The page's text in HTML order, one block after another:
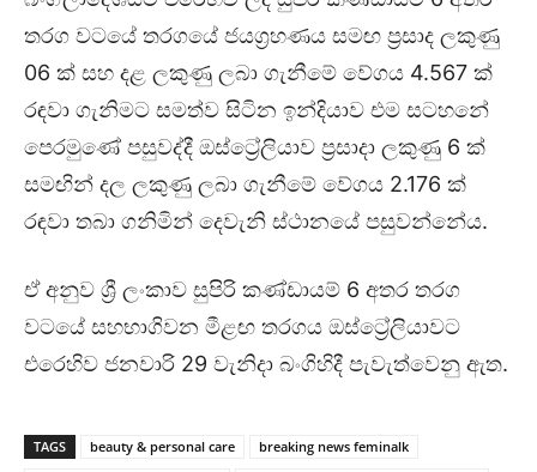
තරග වටයේ තරගයේ ජයග්‍රහණය සමඟ ප්‍රසාද ලකුණු
06 ක් සහ දළ ලකුණු ලබා ගැනීමේ වේගය 4.567 ක්
රඳවා ගැනිමට සමත්ව සිටින ඉන්දියාව එම සටහනේ
පෙරමුණේ පසුවද්දී ඔස්ට්‍රේලියාව ප්‍රසාදා ලකුණු 6 ක්
සමඟින් දල ලකුණු ලබා ගැනීමේ වේගය 2.176 ක්
රඳවා තබා ගනිමින් දෙවැනි ස්ථානයේ පසුවන්නේය.
ඒ අනුව ශ්‍රී ලංකාව සුපිරි කණ්ඩායම් 6 අතර තරග
වටයේ සහභාගිවන මීළඟ තරගය ඔස්ට්‍රේලියාවට
එරෙහිව ජනවාරි 29 වැනිදා බංගිහිදී පැවැත්වෙනු ඇත.
TAGS beauty & personal care
breaking news feminalk